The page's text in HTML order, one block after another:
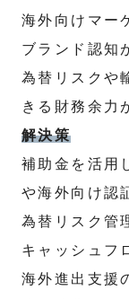
海外向けマー
ブランド認知
為替リスクや
きる財務余力
解決策
補助金を活用
や海外向け認
為替リスク管
キャッシュフ
海外進出支援